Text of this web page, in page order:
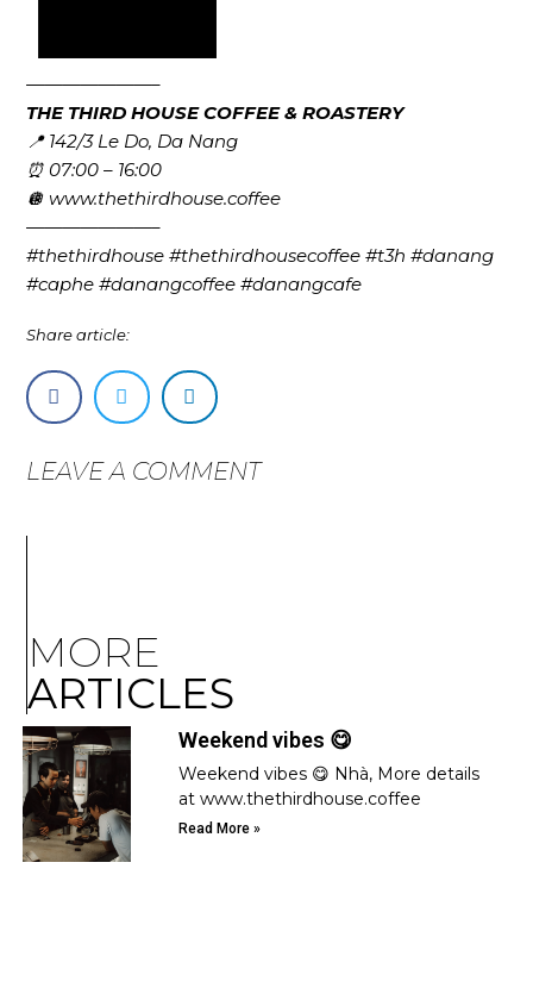
———————–
THE THIRD HOUSE COFFEE & ROASTERY
📍 142/3 Le Do, Da Nang
⏰ 07:00 – 16:00
🪩 www.thethirdhouse.coffee
———————–
#thethirdhouse #thethirdhousecoffee #t3h #danang
#caphe #danangcoffee #danangcafe
Share article:
LEAVE A COMMENT
MORE
ARTICLES
Weekend vibes 😋
Weekend vibes 😋 Nhà, More details
at www.thethirdhouse.coffee
Read More »